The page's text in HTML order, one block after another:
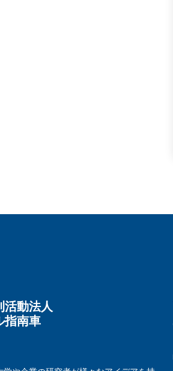
活動法人
指南車